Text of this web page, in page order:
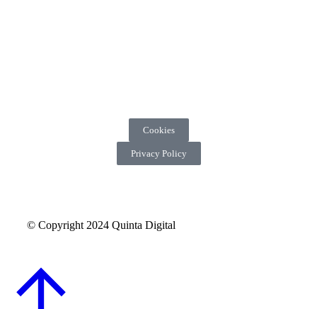
© Copyright 2024 Quinta Digital
Cookies
Privacy Policy